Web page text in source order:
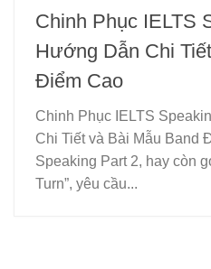
Chinh Phục IELTS
Hướng Dẫn Chi
Điểm Cao
Chinh Phục IELTS
Chi Tiết và Bài Mẫu Band
Speaking Part 2, hay còn
Turn”, yêu cầu...